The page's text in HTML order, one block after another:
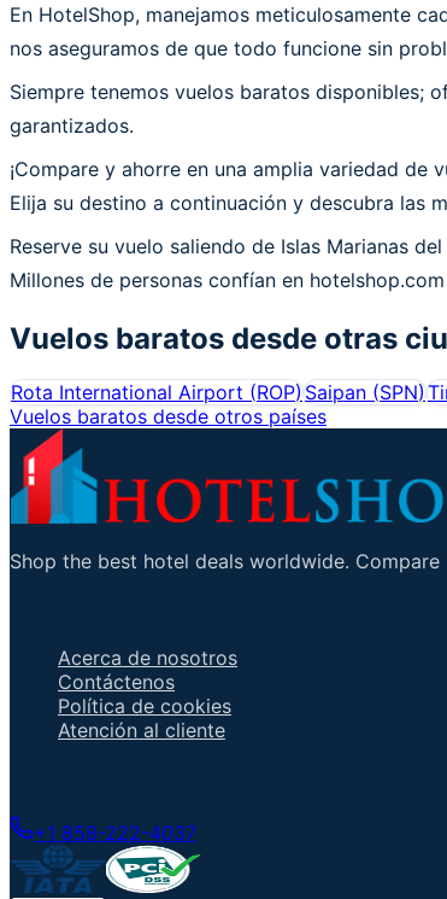
En HotelShop, manejamos meticulosamente
nos aseguramos de que todo funcione sin
Siempre tenemos vuelos baratos disponibles;
garantizados.
¡Compare y ahorre en una amplia variedad
Elija su destino a continuación y descubra las
Reserve su vuelo saliendo de Islas Marianas
Millones de personas confían en
Vuelos baratos desde otras
Rota International Airport (ROP)Saipan (SPN)
Vuelos baratos desde otros países
Shop the best hotel deals worldwide.
Acerca de nosotros
Contáctenos
Política de cookies
Atención al cliente
+1 858-222-4037